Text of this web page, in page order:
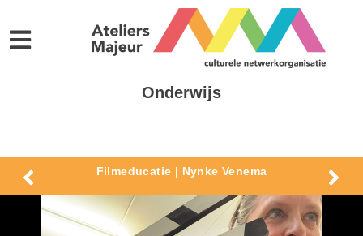
Onderwijs
Filmeducatie | Nynke Venema